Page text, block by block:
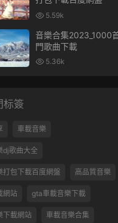
5.59k
音樂合集2023_1000
門歌曲下載
5.36k
标簽
車載音樂
dj歌曲大全
打包下載百度網盤 高品質音樂
網站 gta車載音樂下載
下載網站 車載音樂合集